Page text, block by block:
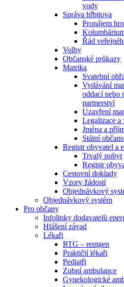
vody
Správa hřbitova
Pronájem
Řád
Volby
Občanské průkazy
Matrika
Svatební
Vydávání
oddací nebo
partnerství
Uzavření
Legalizace a
Jména a
Státní
Registr obyvatel a
Trvalý pobyt
Registr
Cestovní doklady
Vzory žádostí
Objednávkový
Objednávkový systém
Pro občany
Infolinky dodavatelů
Hlášení závad
Lékaři
RTG – rentgen
Praktičtí lékaři
Pediatři
Zubní ambulance
Gynekologické